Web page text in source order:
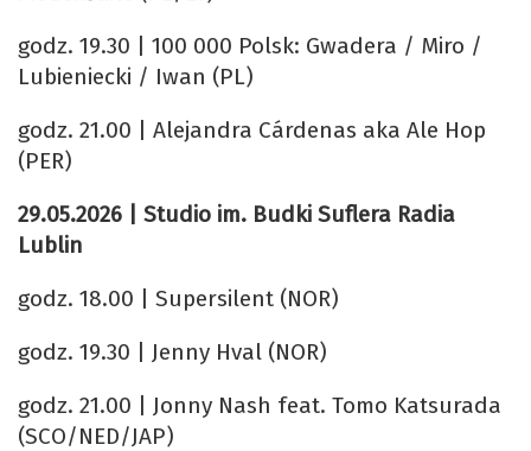
godz. 19.30 | 100 000 Polsk: Gwadera / Miro /
Lubieniecki / Iwan (PL)
godz. 21.00 | Alejandra Cárdenas aka Ale Hop
(PER)
29.05.2026 | Studio im. Budki Suflera Radia
Lublin
godz. 18.00 | Supersilent (NOR)
godz. 19.30 | Jenny Hval (NOR)
godz. 21.00 | Jonny Nash feat. Tomo Katsurada
(SCO/NED/JAP)